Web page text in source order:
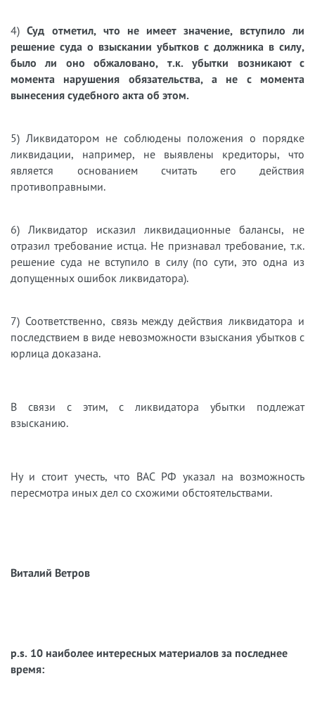
4)Суд отметил, что не имеет значение, вступило ли
решение суда о взыскании убытков с должника в силу,
было ли оно обжаловано, т.к. убытки возникают с
момента нарушения обязательства, а не с момента
вынесения судебного акта об этом.
5) Ликвидатором не соблюдены положения о порядке
ликвидации, например, не выявлены кредиторы, что
является основанием считать его действия
противоправными.
6) Ликвидатор исказил ликвидационные балансы, не
отразил требование истца. Не признавал требование, т.к.
решение суда не вступило в силу (по сути, это одна из
допущенных ошибок ликвидатора).
7) Соответственно, связь между действия ликвидатора и
последствием в виде невозможности взыскания убытков с
юрлица доказана.
В связи с этим, с ликвидатора убытки подлежат
взысканию.
Ну и стоит учесть, что ВАС РФ указал на возможность
пересмотра иных дел со схожими обстоятельствами.
Виталий Ветров
p.s. 10 наиболее интересных материалов за последнее
время: